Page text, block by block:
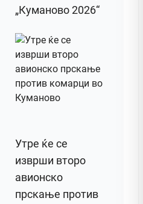
„Куманово 2026“
Утре ќе се
изврши второ
авионско
прскање против